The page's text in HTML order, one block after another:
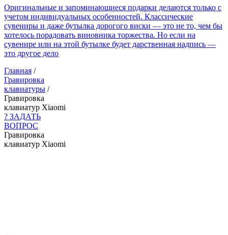
Оригинальные и запоминающиеся подарки делаются только с
учетом индивидуальных особенностей. Классические
сувениры и даже бутылка дорогого виски — это не то, чем бы
хотелось порадовать виновника торжества. Но если на
сувенире или на этой бутылке будет дарственная надпись —
это другое дело
Главная /
Гравировка
клавиатуры /
Гравировка
клавиатур Xiaomi
? ЗАДАТЬ
ВОПРОС
Гравировка
клавиатур Xiaomi